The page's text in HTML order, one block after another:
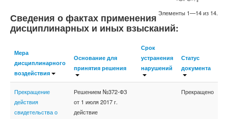
Элементы 1—14 из 14.
Сведения о фактах применения
дисциплинарных и иных взысканий:
Мера
дисциплинарного
воздействия
Основание для
принятия решения
Срок
устранения
нарушений
Статус
документа
Прекращение
действия
свидетельства о
Решением №372-ФЗ
от 1 июля 2017 г.
действие
Прекращено